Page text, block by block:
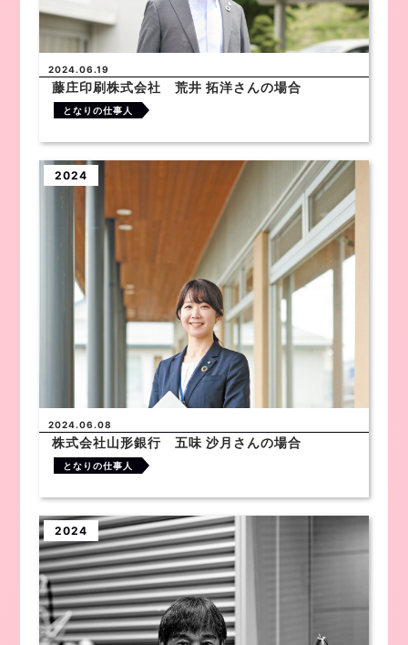
2024.06.19
藤庄印刷株式会社 荒井 拓洋さんの場合
となりの仕事人
2024
2024.06.08
株式会社山形銀行 五味 沙月さんの場合
となりの仕事人
2024